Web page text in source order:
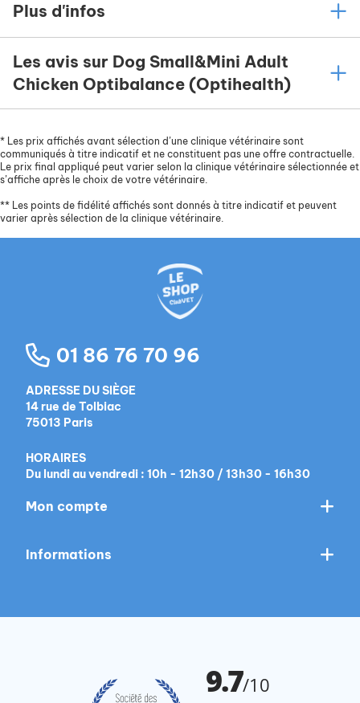
Plus d'infos
Les avis sur Dog Small&Mini Adult
Chicken Optibalance (Optihealth)
* Les prix affichés avant sélection d’une clinique vétérinaire sont
communiqués à titre indicatif et ne constituent pas une offre contractuelle.
Le prix final appliqué peut varier selon la clinique vétérinaire sélectionnée et
s’affiche après le choix de votre vétérinaire.
** Les points de fidélité affichés sont donnés à titre indicatif et peuvent
varier après sélection de la clinique vétérinaire.
01 86 76 70 96
ADRESSE DU SIÈGE
14 rue de Tolbiac
75013 Paris
HORAIRES
Du lundi au vendredi : 10h - 12h30 / 13h30 - 16h30
Mon compte
Informations